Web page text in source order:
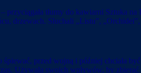
przyciągała tłumy do kawiarni Sztuka
drzewach. Słuchali „Listu”,
śpiewać, przed wojną i później chciała
Używała swoich wpływów, by